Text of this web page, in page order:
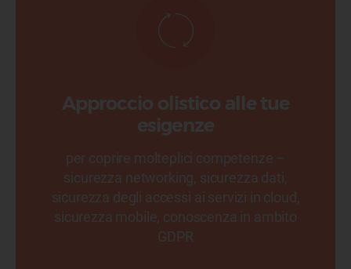
Approccio olistico alle tue
esigenze
per coprire molteplici competenze –
sicurezza networking, sicurezza dati,
sicurezza degli accessi ai servizi in cloud,
sicurezza mobile, conoscenza in ambito
GDPR